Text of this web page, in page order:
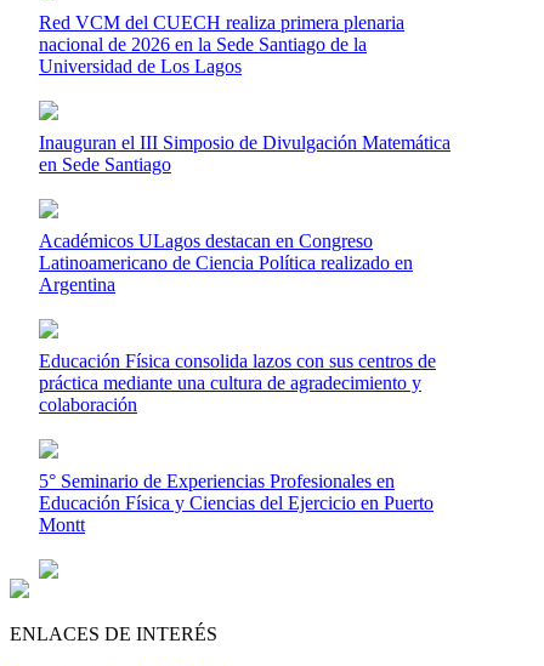
Red VCM del CUECH realiza primera plenaria
nacional de 2026 en la Sede Santiago de la
Universidad de Los Lagos
Inauguran el III Simposio de Divulgación Matemática
en Sede Santiago
Académicos ULagos destacan en Congreso
Latinoamericano de Ciencia Política realizado en
Argentina
Educación Física consolida lazos con sus centros de
práctica mediante una cultura de agradecimiento y
colaboración
5° Seminario de Experiencias Profesionales en
Educación Física y Ciencias del Ejercicio en Puerto
Montt
ENLACES DE INTERÉS